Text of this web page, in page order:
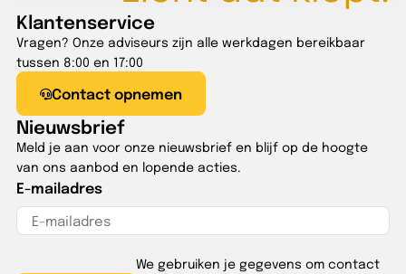
Klantenservice
Vragen? Onze adviseurs zijn alle werkdagen bereikbaar
tussen 8:00 en 17:00
Contact opnemen
Nieuwsbrief
Meld je aan voor onze nieuwsbrief en blijf op de hoogte
van ons aanbod en lopende acties.
E-mailadres
We gebruiken je gegevens om contact